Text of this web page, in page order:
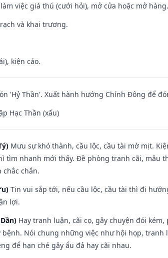
việc giá thú (cưới hỏi), mở cửa hoặc mở hàng.
và khai trương.
kiện cáo.
'Hỷ Thần'. Xuất hành hướng Chính Đông để
Hạc Thần (xấu)
Mưu sự khó thành, cầu lộc, cầu tài mờ mịt.
tìm nhanh mới thấy. Đề phòng tranh cãi, mâu
chắn.
Tin vui sắp tới, nếu cầu lộc, cầu tài thì đi
lợi.
Hay tranh luận, cãi cọ, gây chuyện đói
Nói chung những việc như hội họp,
để hạn ché gây ẩu đả hay cãi nhau.